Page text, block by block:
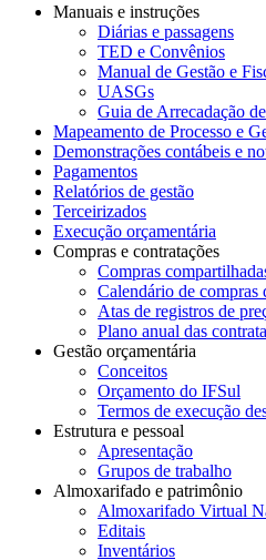
Manuais e instruções
Diárias e passagens
TED e Convênios
Manual de Gestão e
UASGs
Guia de Arrecadação
Mapeamento de Processo e
Demonstrações contábeis e
Pagamentos
Relatórios de gestão
Terceirizados
Execução orçamentária
Compras e contratações
Compras
Calendário de compras
Atas de registros de
Plano anual das
Gestão orçamentária
Conceitos
Orçamento do IFSul
Termos de execução
Estrutura e pessoal
Apresentação
Grupos de trabalho
Almoxarifado e patrimônio
Almoxarifado Virtual
Editais
Inventários